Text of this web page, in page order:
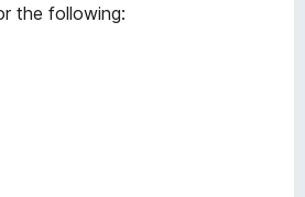
the following: